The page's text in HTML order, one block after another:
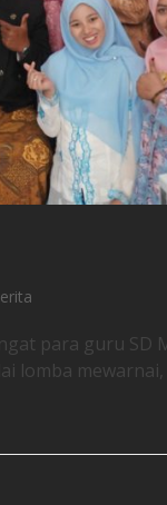
para guru SD
lomba